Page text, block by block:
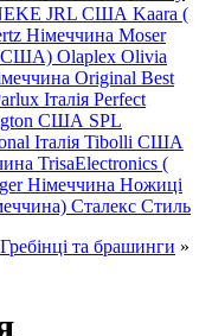
JRL США Kaara (
Німеччина Moser
США) Olaplex Olivia
Original Best
Італія Perfect
США SPL
Італія Tibolli США
TrisaElectronics (
Німеччина Ножиці
Сталекс Стиль
Гребінці та брашинги »